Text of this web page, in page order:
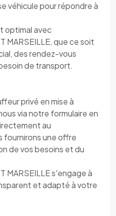
véhicule pour répondre à
optimal avec
MARSEILLE, que ce soit
des rendez-vous
de transport.
privé en mise à
via notre formulaire en
au
fournirons une offre
de vos besoins et du
MARSEILLE s'engage à
et adapté à votre